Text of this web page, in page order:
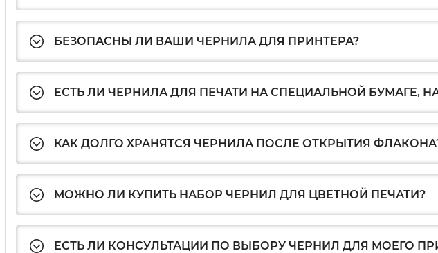
БЕЗОПАСНЫ ЛИ ВАШИ ЧЕРНИЛА ДЛЯ ПРИНТЕРА?
ЕСТЬ ЛИ ЧЕРНИЛА ДЛЯ ПЕЧАТИ НА СПЕЦИАЛЬНОЙ БУМАГЕ,
КАК ДОЛГО ХРАНЯТСЯ ЧЕРНИЛА ПОСЛЕ ОТКРЫТИЯ
МОЖНО ЛИ КУПИТЬ НАБОР ЧЕРНИЛ ДЛЯ ЦВЕТНОЙ ПЕЧАТИ?
ЕСТЬ ЛИ КОНСУЛЬТАЦИИ ПО ВЫБОРУ ЧЕРНИЛ ДЛЯ МОЕГО